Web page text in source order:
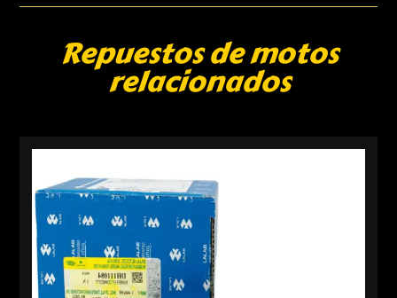
Repuestos de motos
relacionados